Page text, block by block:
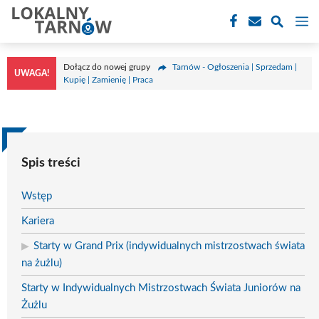
Przejdź
treści
UWAGA!
Dołącz do nowej grupy
Tarnów - Ogłoszenia | Sprzedam |
Kupię | Zamienię | Praca
Spis treści
Wstęp
Kariera
Starty w Grand Prix (indywidualnych mistrzostwach świata
na żużlu)
Starty w Indywidualnych Mistrzostwach Świata Juniorów na
Żużlu